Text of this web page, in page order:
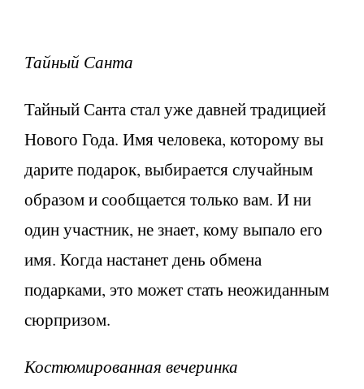
Тайный Санта
Тайный Санта стал уже давней традицией
Нового Года. Имя человека, которому вы
дарите подарок, выбирается случайным
образом и сообщается только вам. И ни
один участник, не знает, кому выпало его
имя. Когда настанет день обмена
подарками, это может стать неожиданным
сюрпризом.
Костюмированная вечеринка